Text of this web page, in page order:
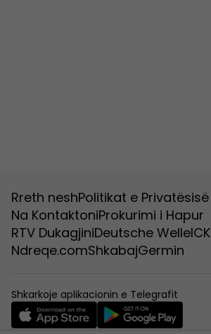
Rreth neshPolitikat e Privatësisë
Na KontaktoniProkurimi i Hapur
RTV DukagjiniDeutsche WelleICK
Ndreqe.comShkabajGermin
Shkarkoje aplikacionin e Telegrafit